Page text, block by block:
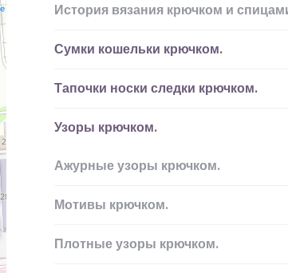
История вязания крючком и
Сумки кошельки крючком.
Тапочки носки следки крючком.
Узоры крючком.
Ажурные узоры крючком.
Мотивы крючком.
Плотные узоры крючком.